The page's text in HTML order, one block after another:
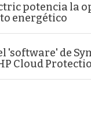
potencia la
energético
'software' de
Cloud